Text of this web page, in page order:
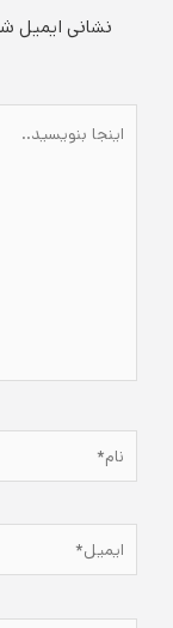
نشانی ایمیل
بنویسید..
نام*
ایمیل*